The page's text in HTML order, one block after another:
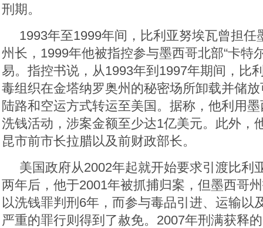
刑期。
1993年至1999年间，比利亚努埃瓦曾担任
州长，1999年他被指控参与墨西哥北部“卡特
易。指控书说，从1993年到1997年期间，比
毒组织在金塔纳罗奥州的秘密场所卸载并储
陆路和空运方式转运至美国。据称，他利用
洗钱活动，涉案金额至少达1亿美元。此外，
昆市前市长拉腊以及前财政部长。
美国政府从2002年起就开始要求引渡比利
两年后，他于2001年被抓捕归案，但墨西哥
以洗钱罪判刑6年，而参与毒品引进、运输以
严重的罪行则得到了赦免。2007年刑满获释